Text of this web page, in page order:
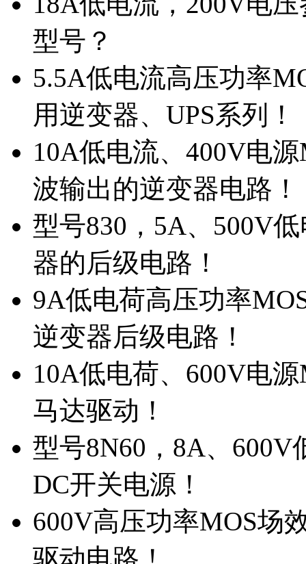
型号？
5.5A低电流高压功率
用逆变器、UPS系列！
10A低电流、400V电
波输出的逆变器电路！
型号830，5A、500V
器的后级电路！
9A低电荷高压功率
逆变器后级电路！
10A低电荷、600V电
马达驱动！
型号8N60，8A、
DC开关电源！
600V高压功率MOS场